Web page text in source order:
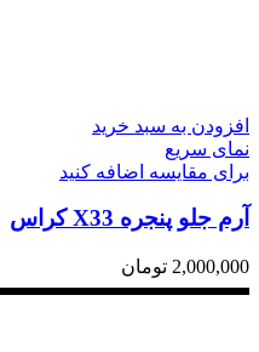
افزودن به سبد خرید
نمای سریع
برای مقایسه اضافه کنید
آرم جلو پنجره X33 کراس
2,000,000 تومان